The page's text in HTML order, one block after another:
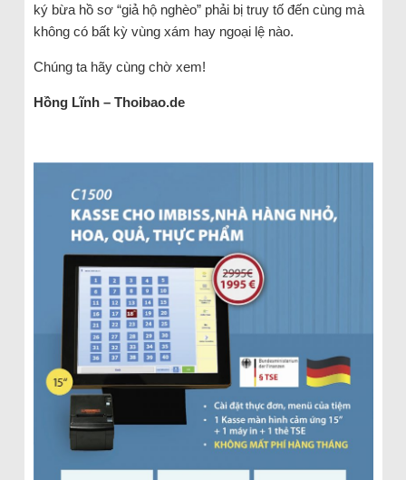
ký bừa hồ sơ “giả hộ nghèo” phải bị truy tố đến cùng mà
không có bất kỳ vùng xám hay ngoại lệ nào.
Chúng ta hãy cùng chờ xem!
Hồng Lĩnh – Thoibao.de